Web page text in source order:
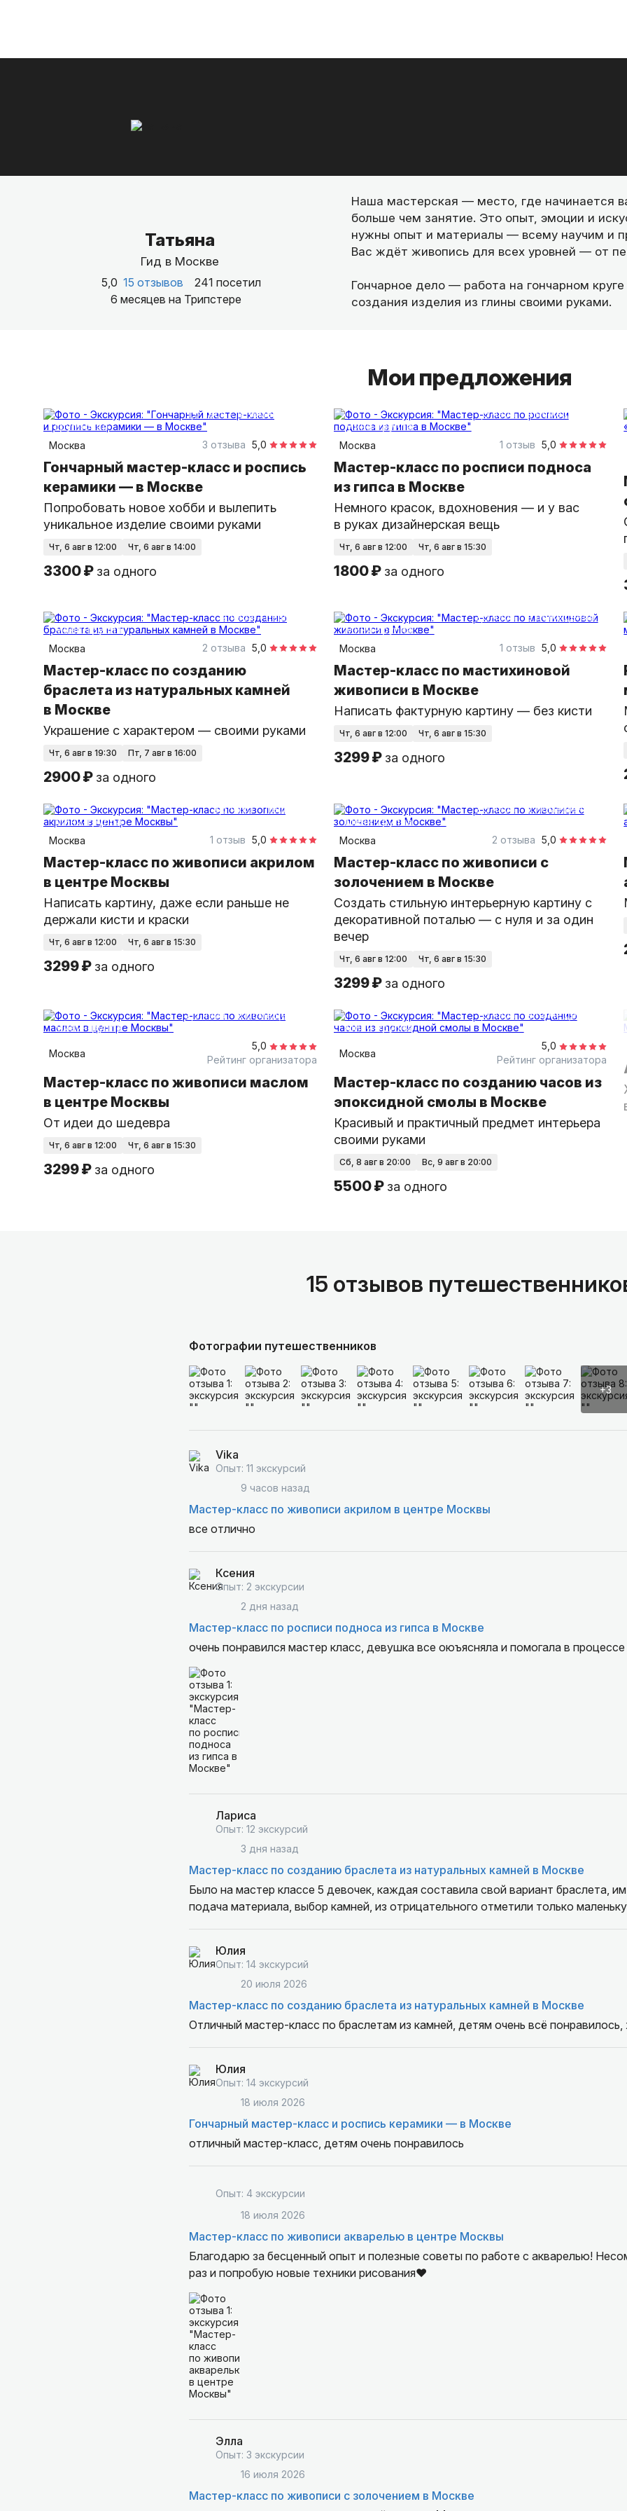
Татьяна
Гид в Москве
5,0 15 отзывов
241 посетил
6 месяцев на Трипстере
Наша мастерская — место, где начинается
больше чем занятие. Это опыт, эмоции и
нужны опыт и материалы — всему научим и
Вас ждёт живопись для всех уровней — от
Гончарное дело — работа на гончарном
создания изделия из глины своими руками.
Эпоксидная смола — научитесь делать
Мои предложения
1,5 часа
в помещении
групповая
Москва
5,0
3 отзыва
Гончарный мастер-класс и роспись
керамики — в Москве
Попробовать новое хобби и вылепить
уникальное изделие своими руками
чт, 6 авг в 12:00 чт, 6 авг в 14:00
3300 ₽ за одного
1,5 часа
в помещении
Мини-группа
Москва
5,0
1 отзыв
Мастер-класс по росписи подноса
из гипса в Москве
Немного красок, вдохновения — и у вас
в руках дизайнерская вещь
чт, 6 авг в 12:00 чт, 6 авг в 15:30
1800 ₽ за одного
2 часа
пешком
Мини-группа
Москва
5,0
2 отзыва
Мастер-класс по созданию
браслета из натуральных камней
в Москве
Украшение с характером — своими руками
чт, 6 авг в 19:30 пт, 7 авг в 16:00
2900 ₽ за одного
2,5 часа
в помещении
Мини-группа
Москва
5,0
1 отзыв
Мастер-класс по мастихиновой
живописи в Москве
Написать фактурную картину — без кисти
чт, 6 авг в 12:00 чт, 6 авг в 15:30
3299 ₽ за одного
2,5 часа
пешком
Мини-группа
Москва
5,0
1 отзыв
Мастер-класс по живописи акрилом
в центре Москвы
Написать картину, даже если раньше не
держали кисти и краски
чт, 6 авг в 12:00 чт, 6 авг в 15:30
3299 ₽ за одного
2,5 часа
в помещении
Мини-группа
Москва
5,0
2 отзыва
Мастер-класс по живописи с
золочением в Москве
Создать стильную интерьерную картину с
декоративной поталью — с нуля и за один
вечер
чт, 6 авг в 12:00 чт, 6 авг в 15:30
3299 ₽ за одного
2,5 часа
в помещении
Мини-группа
Москва
5,0
Рейтинг организатора
Мастер-класс по живописи маслом
в центре Москвы
От идеи до шедевра
чт, 6 авг в 12:00 чт, 6 авг в 15:30
3299 ₽ за одного
1,5 часа
в помещении
Мини-группа
Москва
5,0
Рейтинг организатора
Мастер-класс по созданию часов из
эпоксидной смолы в Москве
Красивый и практичный предмет интерьера
своими руками
сб, 8 авг в 20:00 вс, 9 авг в 20:00
5500 ₽ за одного
15 отзывов
Фотографии путешественников
+3
Vika
Опыт: 11 экскурсий
9 часов назад
Мастер-класс по живописи акрилом в центре Москвы
все отлично
Ксения
Опыт: 2 экскурсии
2 дня назад
Мастер-класс по росписи подноса из гипса в Москве
очень понравился мастер класс, девушка все оюъясняла и помогала в
Лариса
Опыт: 12 экскурсий
3 дня назад
Мастер-класс по созданию браслета из натуральных камней в Москве
Было на мастер классе 5 девочек, каждая составила свой вариант браслета,
подача материала, выбор камней, из отрицательного отметили только
Юлия
Опыт: 14 экскурсий
20 июля 2026
Мастер-класс по созданию браслета из натуральных камней в Москве
Отличный мастер-класс по браслетам из камней, детям очень всё
Юлия
Опыт: 14 экскурсий
18 июля 2026
Гончарный мастер-класс и роспись керамики — в Москве
отличный мастер-класс, детям очень понравилось
Опыт: 4 экскурсии
18 июля 2026
Мастер-класс по живописи акварелью в центре Москвы
Благодарю за бесценный опыт и полезные советы по работе с акварелью!
раз и попробую новые техники рисования❤️
Элла
Опыт: 3 экскурсии
16 июля 2026
Мастер-класс по живописи с золочением в Москве